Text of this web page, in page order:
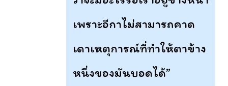
เพราะอีกาไม่สามารถคาด
เดาเหตุการณ์ที่ทำให้ตาข้าง
หนึ่งของมันบอดได้”